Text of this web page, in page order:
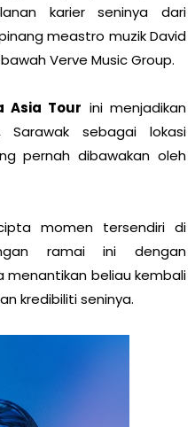
karier seninya dari
meastro muzik David
Verve Music Group.
Asia Tour ini menjadikan
Sarawak sebagai lokasi
pernah dibawakan oleh
momen tersendiri di
ramai ini dengan
beliau kembali
kredibiliti seninya.